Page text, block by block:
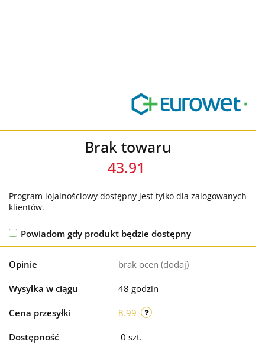
Brak towaru
43.91
Program lojalnościowy dostępny jest tylko dla zalogowanych
klientów.
Powiadom gdy produkt będzie dostępny
Opinie brak ocen (dodaj)
Wysyłka w ciągu 48 godzin
Cena przesyłki 8.99
Dostępność 0 szt.